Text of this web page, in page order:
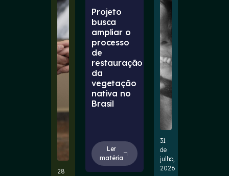
28
Projeto
busca
ampliar o
processo
de
restauração
da
vegetação
nativa no
Brasil
Ler
matéria
31
de
julho,
2026